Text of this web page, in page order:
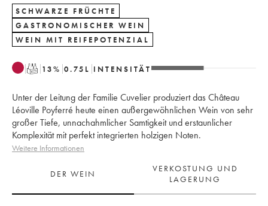
SCHWARZE FRÜCHTE
GASTRONOMISCHER WEIN
WEIN MIT REIFEPOTENZIAL
T 13% 0.75 L INTENSITÄT
Unter der Leitung der Familie Cuvelier produziert das Château
Léoville Poyferré heute einen außergewöhnlichen Wein von sehr
großer Tiefe, unnachahmlicher Samtigkeit und erstaunlicher
Komplexität mit perfekt integrierten holzigen Noten.
Weitere Informationen
DER WEIN
VERKOSTUNG UND
LAGERUNG